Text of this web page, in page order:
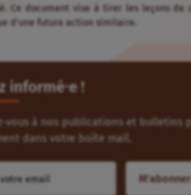
Ce document vise à tirer les leçons
d’une future action similaire.
informé⸱e !
vous à nos publications et bulletins
dans votre boîte mail.